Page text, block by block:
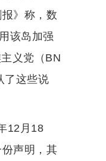
》称，数
该岛加强
义党（BN
了这些说
12月18
声明，其